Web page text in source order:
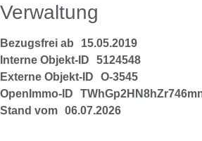
Verwaltung
Bezugsfrei ab
15.05.2019
Interne Objekt-ID
5124548
Externe Objekt-ID
O-3545
OpenImmo-ID
Stand vom 06.07.2026